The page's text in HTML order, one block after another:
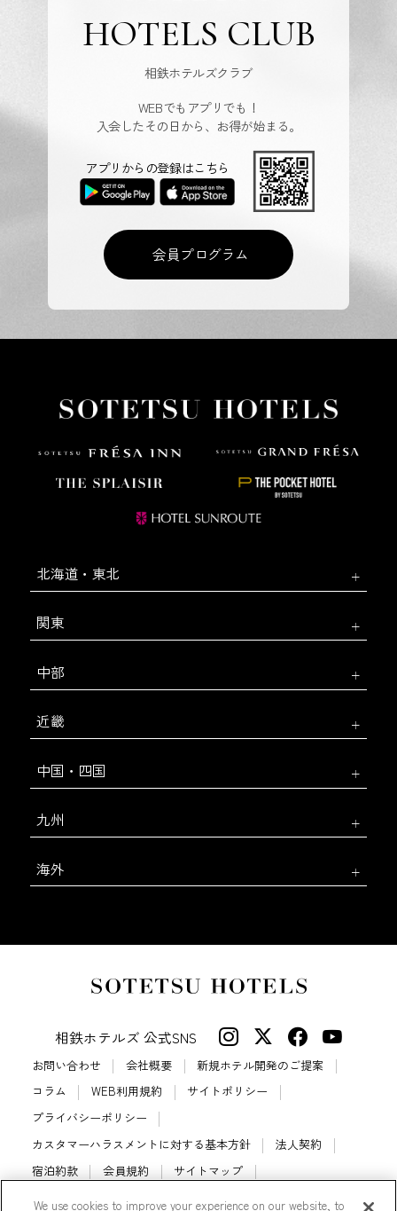
HOTELS CLUB
相鉄ホテルズクラブ
WEBでもアプリでも！
入会したその日から、お得が始まる。
会員プログラム
アプリからの登録はこちら
北海道・東北
関東
中部
近畿
中国・四国
九州
海外
相鉄ホテルズ 公式SNS
お問い合わせ 会社概要
新規ホテル開発のご提案
コラム
WEB利用規約
サイトポリシー
プライバシーポリシー
カスタマーハラスメントに対する基本方針
法人契約
宿泊約款
会員規約
サイトマップ
相鉄ホテルズ パートナーホテル加盟募集のご案内
採用情報
We use cookies to improve your experience on our website, to